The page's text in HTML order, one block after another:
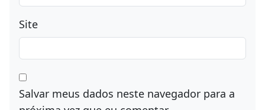
Site
Salvar meus dados neste navegador para a